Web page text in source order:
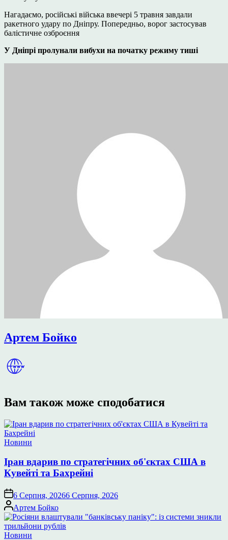
Нагадаємо, російські війська ввечері 5 травня завдали
ракетного удару по Дніпру. Попередньо, ворог застосував
балістичне озброєння
У Дніпрі пролунали вибухи на початку режиму тиші
Артем Бойко
Вам також може сподобатися
Опублікувати
Новини
Іран вдарив по стратегічних об'єктах США в
Кувейті та Бахрейні
6 Серпня, 20266 Серпня, 2026
Опубліковано
Артем Бойко
Опублікувати
Новини